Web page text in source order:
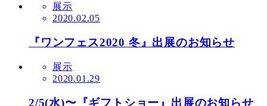
展示
2020.02.05
『ワンフェス2020 冬』出展のお知らせ
展示
2020.01.29
2/5(水)〜『ギフトショー』出展のお知らせ